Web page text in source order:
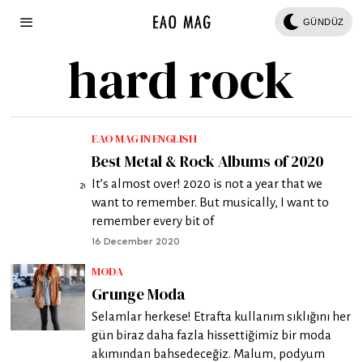
GÜNDÜZ
hard rock
EAO MAG IN ENGLISH
Best Metal & Rock Albums of 2020
It’s almost over! 2020 is not a year that we
want to remember. But musically, I want to
remember every bit of
16 December 2020
MODA
Grunge Moda
Selamlar herkese! Etrafta kullanım sıklığını her
gün biraz daha fazla hissettiğimiz bir moda
akımından bahsedeceğiz. Malum, podyum